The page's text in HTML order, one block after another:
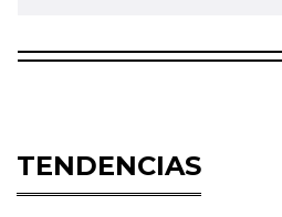
TENDENCIAS